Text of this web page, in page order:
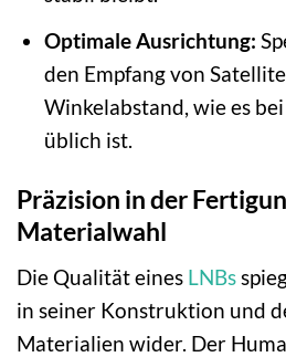
Optimale Ausrichtung:
den Empfang von
Winkelabstand, wie es
üblich ist.
Präzision in der
Materialwahl
Die Qualität eines LNBs
in seiner Konstruktion und
Materialien wider. Der